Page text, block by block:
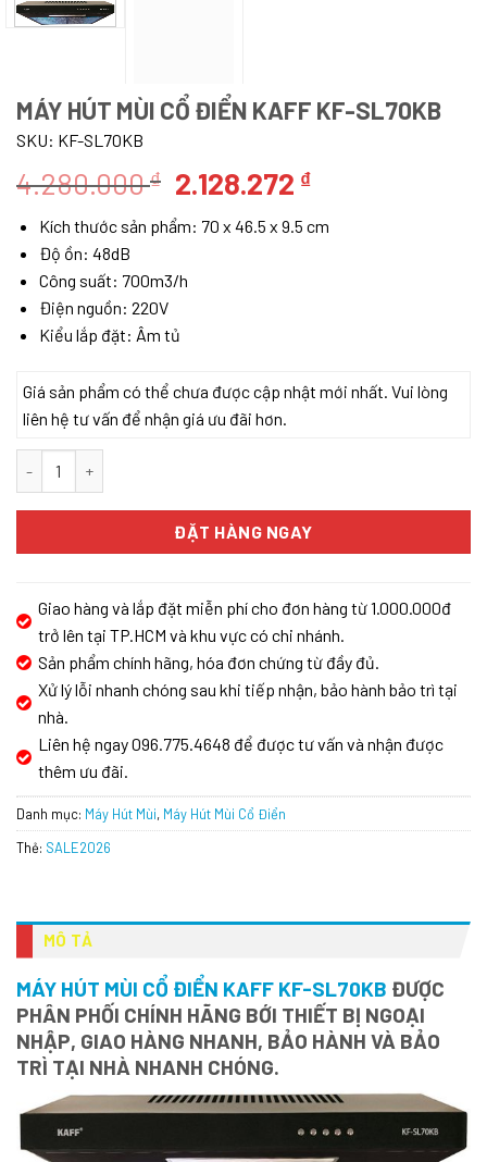
MÁY HÚT MÙI CỔ ĐIỂN KAFF KF-SL70KB
SKU: KF-SL70KB
4.280.000₫ Giá
gốc
là:
4.280.000 ₫.
2.128.272 ₫Giá
tại
Kích thước sản phẩm: 70 x 46.5 x 9.5 cm
Độ ồn: 48dB
Công suất: 700m3/h
Điện nguồn: 220V
Kiểu lắp đặt: Âm tủ
Giá sản phẩm có thể chưa được cập nhật mới nhất. Vui lòng
liên hệ tư vấn để nhận giá ưu đãi hơn.
ĐẶT HÀNG NGAY
Giao hàng và lắp đặt miễn phí cho đơn hàng từ 1.000.000đ
trở lên tại TP.HCM và khu vực có chi nhánh.
Sản phẩm chính hãng, hóa đơn chứng từ đầy đủ.
Xử lý lỗi nhanh chóng sau khi tiếp nhận, bảo hành bảo trì tại
nhà.
Liên hệ ngay 096.775.4648 để được tư vấn và nhận được
thêm ưu đãi.
Danh mục: Máy Hút Mùi, Máy Hút Mùi Cổ Điển
Thẻ: SALE2026
MÔ TẢ
MÁY HÚT MÙI CỔ ĐIỂN KAFF KF-SL70KB ĐƯỢC
PHÂN PHỐI CHÍNH HÃNG BỚI THIẾT BỊ NGOẠI
NHẬP, GIAO HÀNG NHANH, BẢO HÀNH VÀ BẢO
TRÌ TẠI NHÀ NHANH CHÓNG.